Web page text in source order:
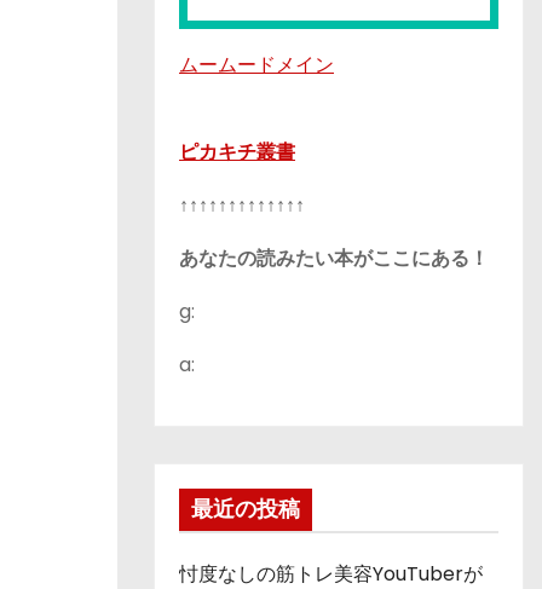
ムームードメイン
ピカキチ叢書
↑↑↑↑↑↑↑↑↑↑↑↑↑
あなたの読みたい本がここにある！
g:
a:
最近の投稿
忖度なしの筋トレ美容YouTuberが